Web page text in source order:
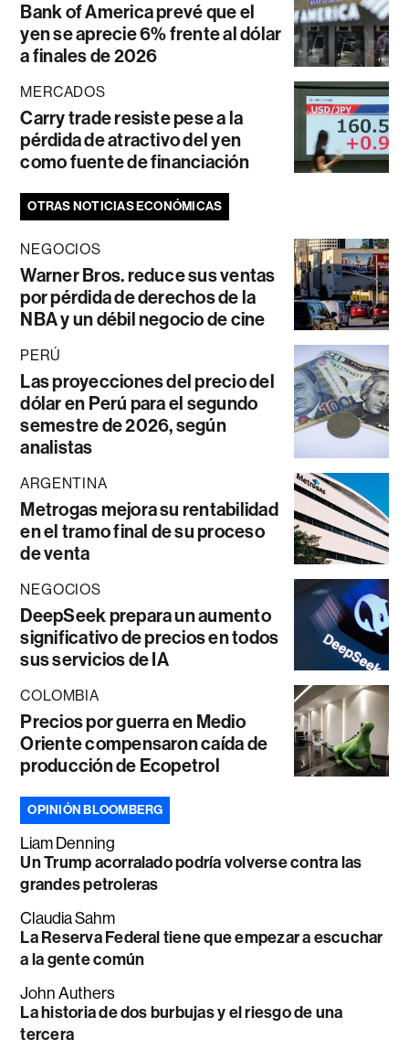
Bank of America prevé que el
yen se aprecie 6% frente al dólar
a finales de 2026
MERCADOS
Carry trade resiste pese a la
pérdida de atractivo del yen
como fuente de financiación
OTRAS NOTICIAS ECONÓMICAS
NEGOCIOS
Warner Bros. reduce sus ventas
por pérdida de derechos de la
NBA y un débil negocio de cine
PERÚ
Las proyecciones del precio del
dólar en Perú para el segundo
semestre de 2026, según
analistas
ARGENTINA
Metrogas mejora su rentabilidad
en el tramo final de su proceso
de venta
NEGOCIOS
DeepSeek prepara un aumento
significativo de precios en todos
sus servicios de IA
COLOMBIA
Precios por guerra en Medio
Oriente compensaron caída de
producción de Ecopetrol
OPINIÓN BLOOMBERG
Liam Denning
Un Trump acorralado podría volverse contra las
grandes petroleras
Claudia Sahm
La Reserva Federal tiene que empezar a escuchar
a la gente común
John Authers
La historia de dos burbujas y el riesgo de una
tercera